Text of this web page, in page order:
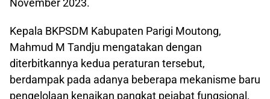
Kepala BKPSDM Kabupaten Parigi Moutong,
Mahmud M Tandju mengatakan dengan
diterbitkannya kedua peraturan tersebut,
berdampak pada adanya beberapa mekanisme baru
pengelolaan kenaikan pangkat pejabat fungsional,